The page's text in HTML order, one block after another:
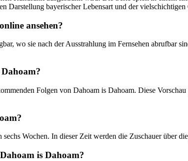
Darstellung bayerischer Lebensart und der vielschichtigen
ansehen?
wo sie nach der Ausstrahlung im Fernsehen abrufbar
Folgen von Dahoam is Dahoam. Diese
Wochen. In dieser Zeit werden die Zuschauer über
is Dahoam?